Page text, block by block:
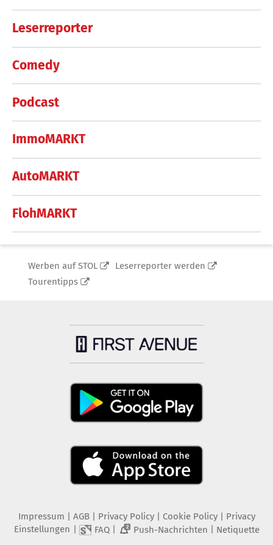
Leserreporter
Comedy
Podcast
ImmoMARKT
AutoMARKT
FlohMARKT
Werben auf STOL
Leserreporter werden
Tourentipps
Impressum AGB Privacy Policy| Cookie Policy| Privacy
Einstellungen
FAQ| 2 Push-Nachrichten Netiquette